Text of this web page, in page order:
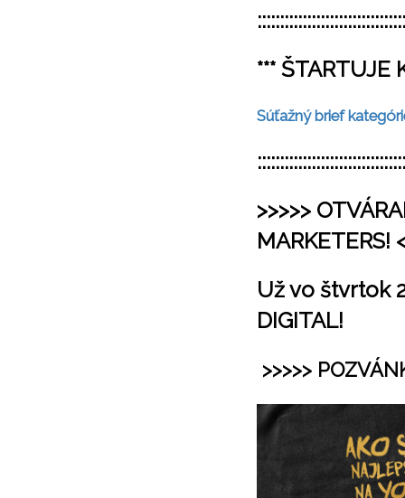
*** ŠTARTUJE
Súťažný brief
>>>>>
MARKETERS!
Už vo štvrtok
DIGITAL!
>>>>>